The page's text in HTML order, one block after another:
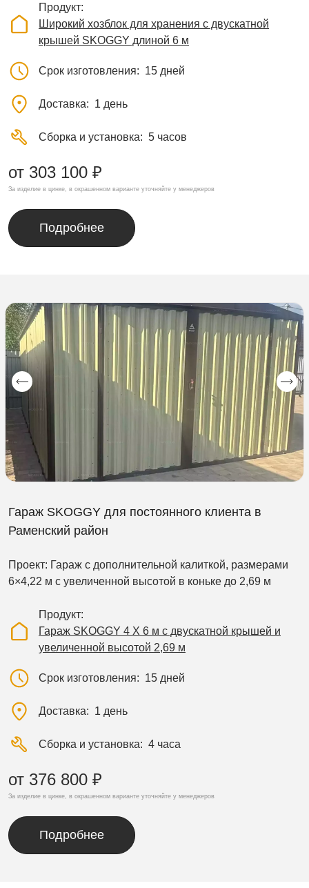
Продукт
Широкий хозблок для хранения с двускатной
крышей SKOGGY длиной 6 м
Срок изготовления 15 дней
Доставка 1 день
Сборка и установка 5 часов
от 303 100 ₽
За изделие в цинке, в окрашенном варианте уточняйте у менеджеров
Подробнее
Гараж SKOGGY для постоянного клиента в
Раменский район
Проект: Гараж с дополнительной калиткой, размерами
6×4,22 м с увеличенной высотой в коньке до 2,69 м
Продукт
Гараж SKOGGY 4 Х 6 м с двускатной крышей и
увеличенной высотой 2,69 м
Срок изготовления 15 дней
Доставка 1 день
Сборка и установка 4 часа
от 376 800 ₽
За изделие в цинке, в окрашенном варианте уточняйте у менеджеров
Подробнее